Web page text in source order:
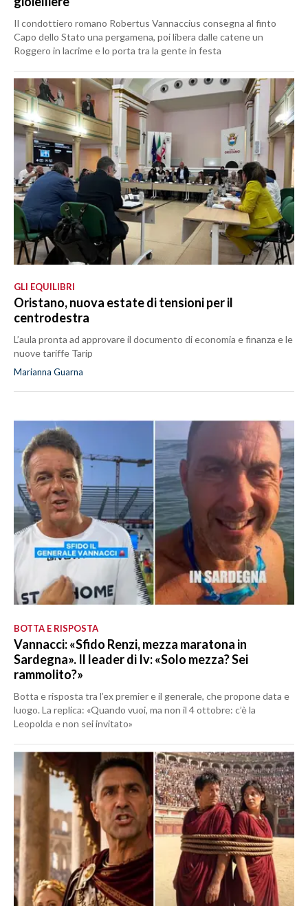
Il condottiero romano Robertus Vannaccius consegna al finto
Capo dello Stato una pergamena, poi libera dalle catene un
Roggero in lacrime e lo porta tra la gente in festa
GLI EQUILIBRI
Oristano, nuova estate di tensioni per il
centrodestra
L’aula pronta ad approvare il documento di economia e finanza e le
nuove tariffe Tarip
Marianna Guarna
BOTTA E RISPOSTA
Vannacci: «Sfido Renzi, mezza maratona in
Sardegna». Il leader di Iv: «Solo mezza? Sei
rammolito?»
Botta e risposta tra l’ex premier e il generale, che propone data e
luogo. La replica: «Quando vuoi, ma non il 4 ottobre: c’è la
Leopolda e non sei invitato»